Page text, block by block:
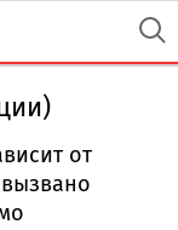
от